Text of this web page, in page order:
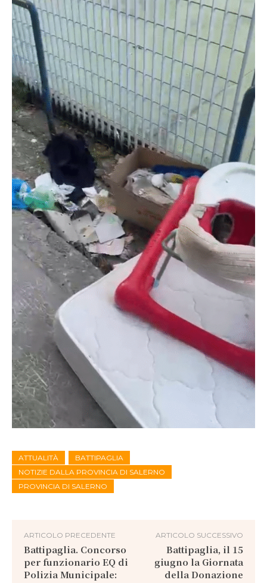
ATTUALITÀ
BATTIPAGLIA
NOTIZIE DALLA PROVINCIA DI SALERNO
PROVINCIA DI SALERNO
ARTICOLO PRECEDENTE
Battipaglia. Concorso
per funzionario EQ di
Polizia Municipale:
ARTICOLO SUCCESSIVO
Battipaglia, il 15
giugno la Giornata
della Donazione